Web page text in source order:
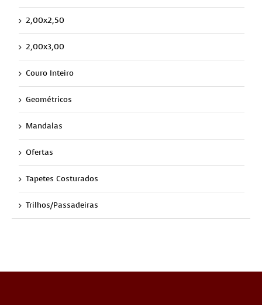
2,00x2,50
2,00x3,00
Couro Inteiro
Geométricos
Mandalas
Ofertas
Tapetes Costurados
Trilhos/Passadeiras